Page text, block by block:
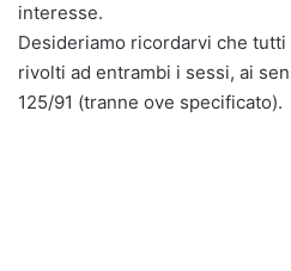
interesse.
Desideriamo ricordarvi che
rivolti ad entrambi i sessi, ai
125/91 (tranne ove specificato).